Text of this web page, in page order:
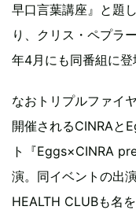
早口言葉講座』と題
り、クリス・ペプラ
年4月にも同番組に登
なおトリプルファイ
開催されるCINRAと
ト『Eggs×CINRA
演。同イベントの出
HEALTH CLUBも名